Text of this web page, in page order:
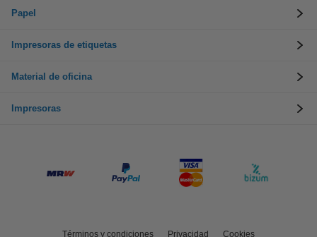
Papel
Impresoras de etiquetas
Material de oficina
Impresoras
Términos y condiciones Privacidad Cookies